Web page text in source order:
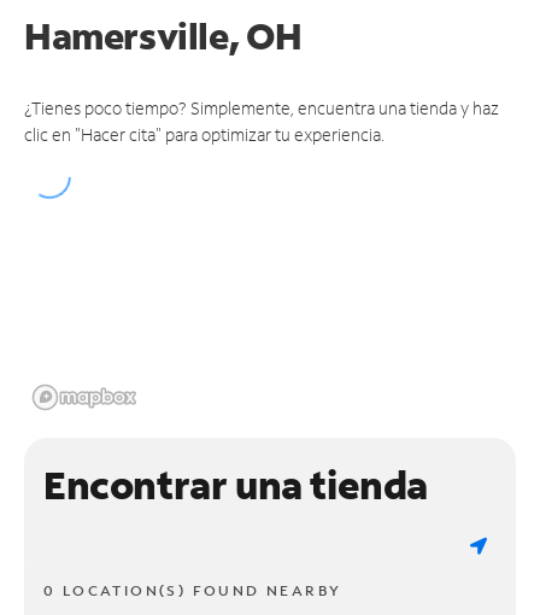
Hamersville, OH
¿Tienes poco tiempo? Simplemente, encuentra una tienda y haz
clic en "Hacer cita" para optimizar tu experiencia.
Encontrar una tienda
0 LOCATION(S) FOUND NEARBY